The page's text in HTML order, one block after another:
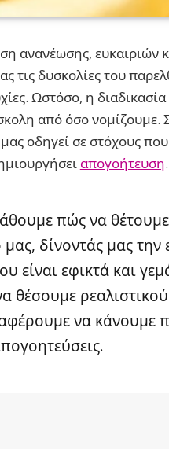
ανανέωσης, ευκαιριών
δυσκολίες του
Ωστόσο, η
από όσο νομίζουμε.
οδηγεί σε στόχους που
απογοήτευση.
πώς να
δίνοντάς μας την
εφικτά και
να κάνουμε